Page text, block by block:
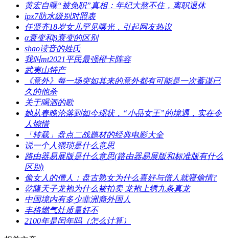
​黄宏自曝“被免职”真相：年纪大熬不住，离职退休
​ipx7防水级别对照表
​任贤齐18岁女儿罕见曝光，引起网友热议
​α衰变和β衰变的区别
​shao读音的姓氏
​我叫mt2021平民最强橙卡阵容
​武夷山特产
​《意外》每一场突如其来的意外都有可能是一次蓄谋已
久的他杀
​关于喝酒的歌
​她从春晚沦落到如今现状，“小品女王”的境遇，实在令
人惋惜
​「转载」盘点二战题材的经典电影大全
​说一个人猥琐是什么意思
​路由器易展版是什么意思(路由器易展版和标准版有什么
区别)
​偷女人的僧人：盘古熟女为什么喜好与僧人就寝偷情?
​乾隆天子龙袍为什么被拍卖 龙袍上绣九条真龙
​中国境内有多少非洲裔外国人
​丰格燃气灶质量好不
​2100年是闰年吗（怎么计算）